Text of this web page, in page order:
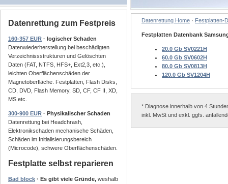
Datenrettung zum Festpreis
160-357 EUR · logischer Schaden
Datenwiederherstellung bei beschädigten
Verzeichnissstrukturen und Gelöschten
Daten (FAT, NTFS, HFS+, Ext2,3, etc.),
leichten Oberflächenschäden der
Magnetoberfläche. Festplatten, Flash Disks,
CD, DVD, Flash Memory, SD, CF, CF II, XD,
MS etc.
300-900 EUR · Physikalischer Schaden
Datenrettung bei Headchrash,
Elektronikschaden mechanische Schäden,
Schäden im Initialisierungsbereich
(Microcode), schwere Oberflächenschäden.
Festplatte selbst reparieren
Bad block · Es gibt viele Gründe, weshalb
Datenrettung Home · Festplatten-
Festplatten Datenbank
20.0 Gb SV0221H
60.0 Gb SV0602H
80.0 Gb SV0813H
120.0 Gb SV1204H
* Diagnose innerhalb von 4
inkl. MwSt und exkl. ggfs.